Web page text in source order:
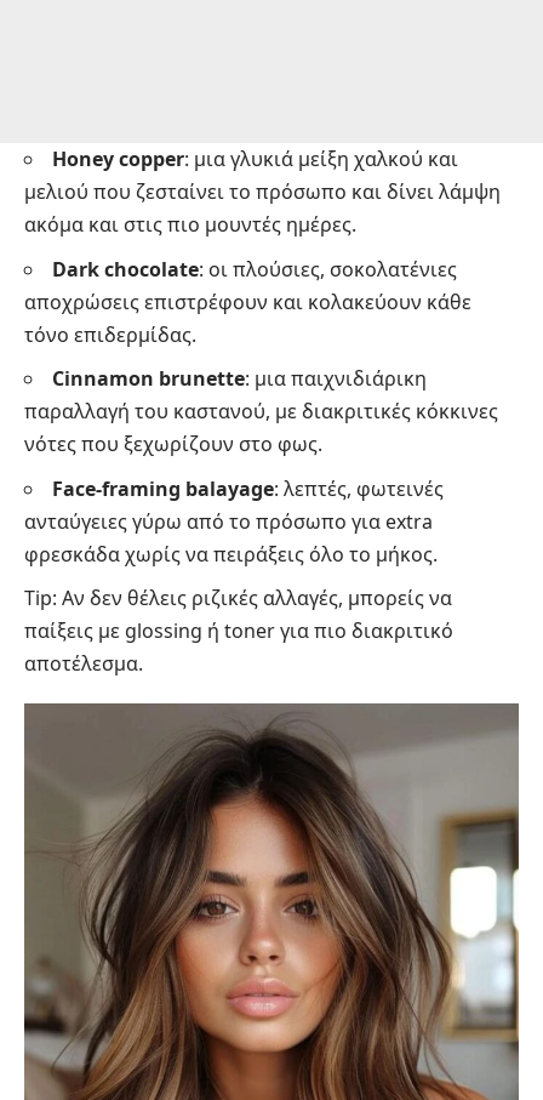
Honey copper: μια γλυκιά μείξη χαλκού και
μελιού που ζεσταίνει το πρόσωπο και δίνει λάμψη
ακόμα και στις πιο μουντές ημέρες.
Dark chocolate: οι πλούσιες, σοκολατένιες
αποχρώσεις επιστρέφουν και κολακεύουν κάθε
τόνο επιδερμίδας.
Cinnamon brunette: μια παιχνιδιάρικη
παραλλαγή του καστανού, με διακριτικές κόκκινες
νότες που ξεχωρίζουν στο φως.
Face-framing balayage: λεπτές, φωτεινές
ανταύγειες γύρω από το πρόσωπο για extra
φρεσκάδα χωρίς να πειράξεις όλο το μήκος.
Tip: Αν δεν θέλεις ριζικές αλλαγές, μπορείς να
παίξεις με glossing ή toner για πιο διακριτικό
αποτέλεσμα.